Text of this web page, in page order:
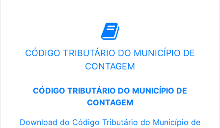
CÓDIGO TRIBUTÁRIO DO MUNICÍPIO DE
CONTAGEM
CÓDIGO TRIBUTÁRIO DO MUNICÍPIO DE
CONTAGEM
Download do Código Tributário do Município de